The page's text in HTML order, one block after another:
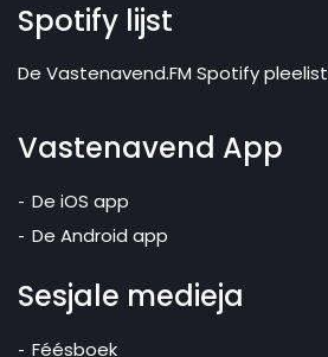
Spotify lijst
De Vastenavend.FM Spotify pleelist
Vastenavend App
De iOS app
De Android app
Sesjale medieja
Féésboek